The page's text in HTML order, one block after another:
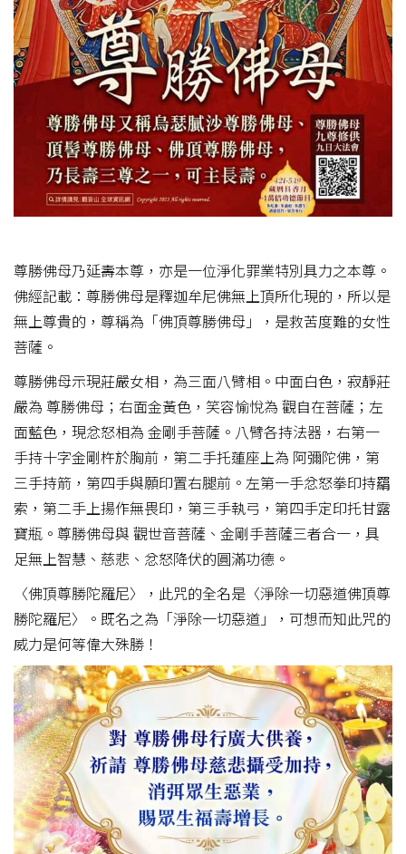
尊勝佛母乃延壽本尊，亦是一位淨化罪業特別具力之本尊。
佛經記載：尊勝佛母是釋迦牟尼佛無上頂所化現的，所以是
無上尊貴的，尊稱為「佛頂尊勝佛母」，是救苦度難的女性
菩薩。
尊勝佛母示現莊嚴女相，為三面八臂相。中面白色，寂靜莊
嚴為 尊勝佛母；右面金黃色，笑容愉悅為 觀自在菩薩；左
面藍色，現忿怒相為 金剛手菩薩。八臂各持法器，右第一
手持十字金剛杵於胸前，第二手托蓮座上為 阿彌陀佛，第
三手持箭，第四手與願印置右腿前。左第一手忿怒拳印持羂
索，第二手上揚作無畏印，第三手執弓，第四手定印托甘露
寶瓶。尊勝佛母與 觀世音菩薩、金剛手菩薩三者合一，具
足無上智慧、慈悲、忿怒降伏的圓滿功德。
〈佛頂尊勝陀羅尼〉，此咒的全名是〈淨除一切惡道佛頂尊
勝陀羅尼〉。既名之為「淨除一切惡道」，可想而知此咒的
威力是何等偉大殊勝！